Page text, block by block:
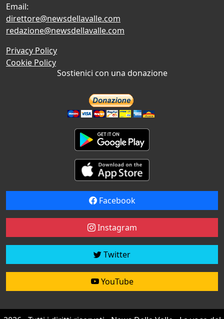
Email:
direttore@newsdellavalle.com
redazione@newsdellavalle.com
Privacy Policy
Cookie Policy
Sostienici con una donazione
Facebook
Instagram
Twitter
YouTube